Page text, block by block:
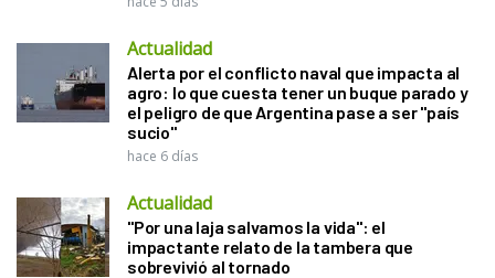
Actualidad
Alerta por el conflicto naval que impacta al
agro: lo que cuesta tener un buque parado y
el peligro de que Argentina pase a ser "país
sucio"
hace 6 días
Actualidad
"Por una laja salvamos la vida": el
impactante relato de la tambera que
sobrevivió al tornado